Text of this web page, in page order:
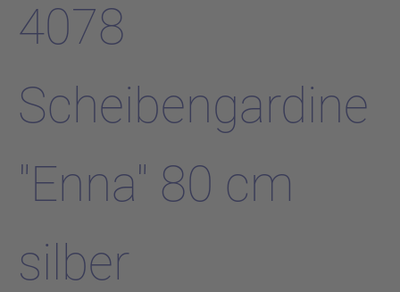
4078
Scheibengardine
"Enna" 80 cm
silber